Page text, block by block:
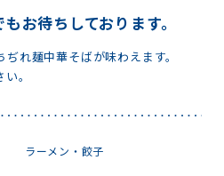
お待ちしております。
れ麺中華そばが味わえます。
。
ラーメン・餃子